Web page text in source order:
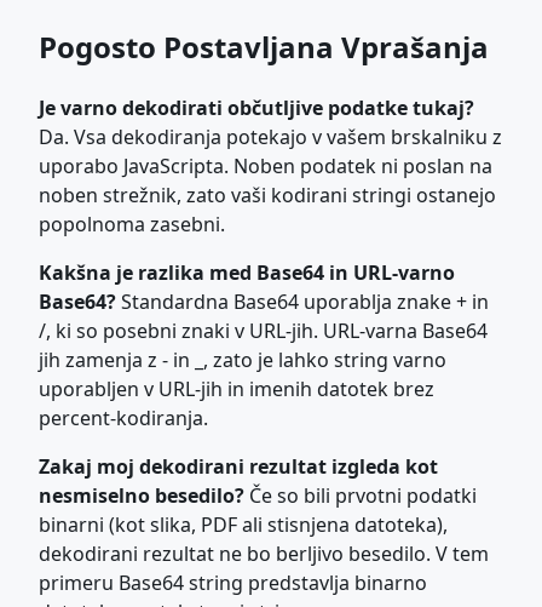
Pogosto Postavljana Vprašanja
Je varno dekodirati občutljive podatke tukaj?
Da. Vsa dekodiranja potekajo v vašem brskalniku z
uporabo JavaScripta. Noben podatek ni poslan na
noben strežnik, zato vaši kodirani stringi ostanejo
popolnoma zasebni.
Kakšna je razlika med Base64 in URL-varno
Base64?Standardna Base64 uporablja znake + in
/, ki so posebni znaki v URL-jih. URL-varna Base64
jih zamenja z - in _, zato je lahko string varno
uporabljen v URL-jih in imenih datotek brez
percent-kodiranja.
Zakaj moj dekodirani rezultat izgleda kot
nesmiselno besedilo? Če so bili prvotni podatki
binarni (kot slika, PDF ali stisnjena datoteka),
dekodirani rezultat ne bo berljivo besedilo. V tem
primeru Base64 string predstavlja binarno